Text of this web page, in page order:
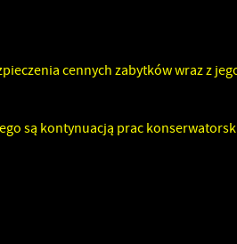
cennych zabytków wraz z
są kontynuacją prac